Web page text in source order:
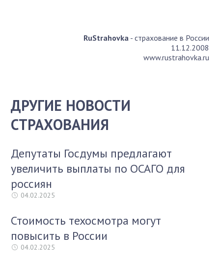
RuStrahovka- страхование в России
11.12.2008
www.rustrahovka.ru
ДРУГИЕ НОВОСТИ
СТРАХОВАНИЯ
Депутаты Госдумы предлагают
увеличить выплаты по ОСАГО для
россиян
04.02.2025
Стоимость техосмотра могут
повысить в России
04.02.2025